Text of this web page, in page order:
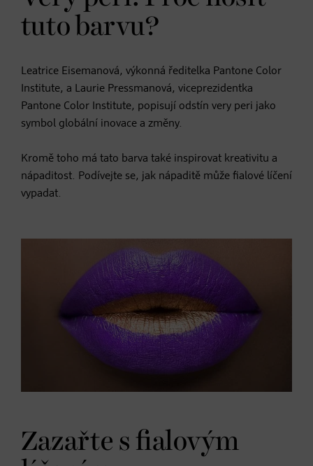
tuto barvu?
Leatrice Eisemanová, výkonná ředitelka Pantone Color
Institute, a Laurie Pressmanová, viceprezidentka
Pantone Color Institute, popisují odstín very peri jako
symbol globální inovace a změny.
Kromě toho má tato barva také inspirovat kreativitu a
nápaditost. Podívejte se, jak nápaditě může fialové líčení
vypadat.
Zazařte s fialovým